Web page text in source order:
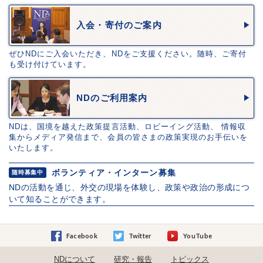
入会・寄付のご案内
ぜひNDにご入会いただき、NDをご支援ください。随時、ご寄付
も受け付けています。
NDのご利用案内
NDは、国境を越えた政策提言活動、ロビーイング活動、 情報収
集からメディア発信まで、会員の皆さまの政策実現のお手伝いを
いたします。
随時募集中
ボランティア・インターン募集
NDの活動を通じ、外交の現場を体験し、政策や政治の形成につ
いて知ることができます。
Facebook Twitter YouTube
NDについて 研究・報告 トピックス